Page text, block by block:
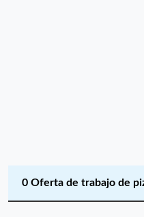
0 Oferta de trabajo de